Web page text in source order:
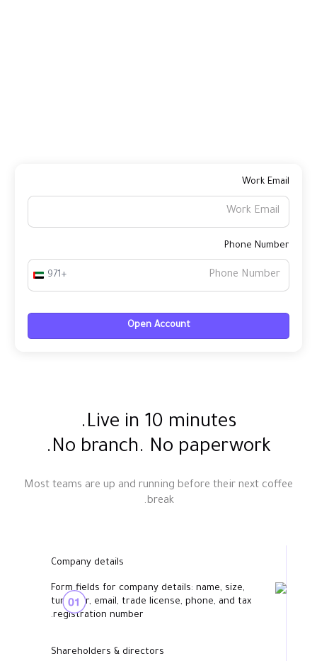
Work
Phone
Live in 10 minutes.
No branch. No paperwork.
Most teams are up and running before their next
Company details
Shareholders & directors